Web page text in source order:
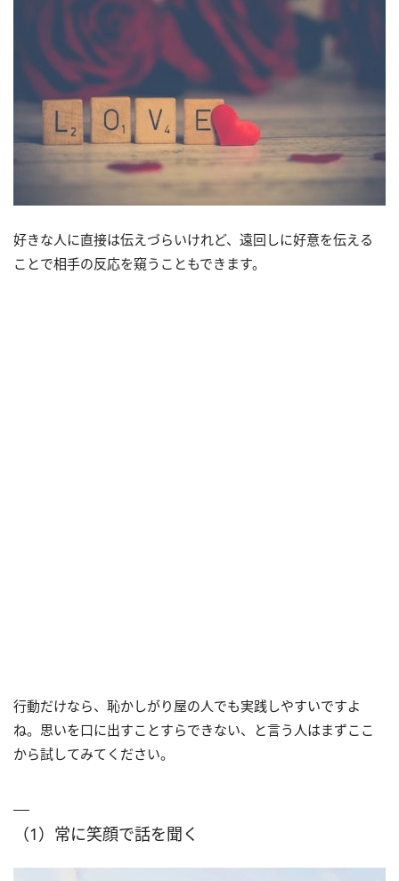
好きな人に直接は伝えづらいけれど、遠回しに好意を伝える
ことで相手の反応を窺うこともできます。
行動だけなら、恥かしがり屋の人でも実践しやすいですよ
ね。思いを口に出すことすらできない、と言う人はまずここ
から試してみてください。
（1）常に笑顔で話を聞く